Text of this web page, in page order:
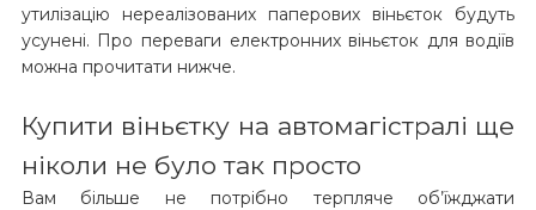
утилізацію нереалізованих паперових віньєток будуть
усунені. Про переваги електронних віньєток для водіїв
можна прочитати нижче.
Купити віньєтку на автомагістралі ще
ніколи не було так просто
Вам більше не потрібно терпляче об’їжджати